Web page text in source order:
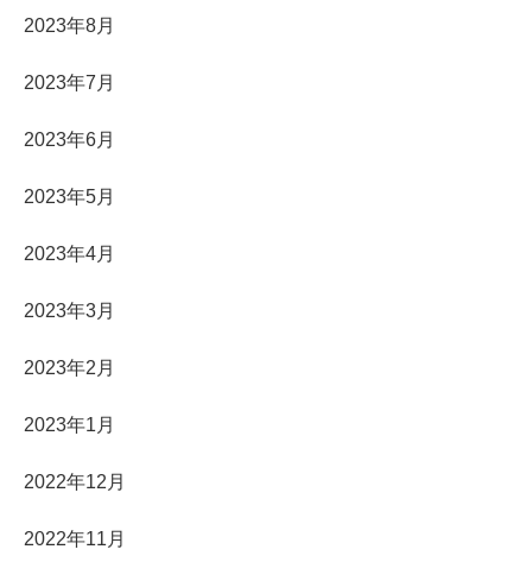
2023年8月
2023年7月
2023年6月
2023年5月
2023年4月
2023年3月
2023年2月
2023年1月
2022年12月
2022年11月